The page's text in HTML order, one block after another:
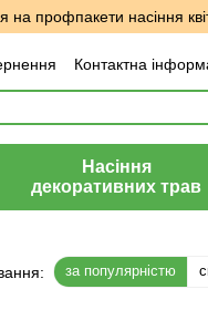
профпакети насіння
Контактна
Насіння
декоративних трав
за популярністю